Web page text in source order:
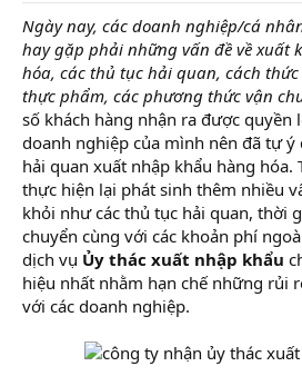
Ngày nay, các doanh nghiệp/cá
hay gặp phải những vấn đề về xuất
hóa, các thủ tục hải quan, cách
thực phẩm, các phương thức vận
số khách hàng nhận ra được quyền
doanh nghiệp của mình nên đã tự
hải quan xuất nhập khẩu hàng hóa.
thực hiện lại phát sinh thêm nhiều
khỏi như các thủ tục hải quan, thời
chuyển cùng với các khoản phí
dịch vụ Ủy thác xuất nhập khẩu
hiệu nhất nhằm hạn chế những rủi
với các doanh nghiệp.